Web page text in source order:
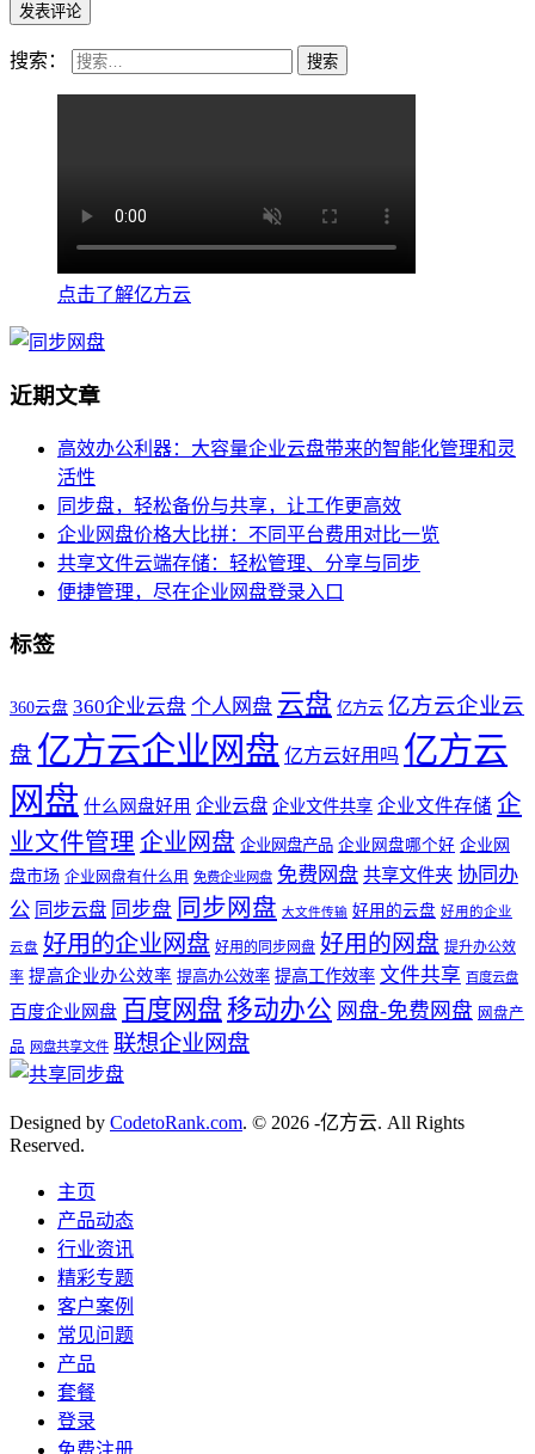
搜索：
点击了解亿方云
近期文章
高效办公利器：大容量企业云盘带来的智能化管理和灵
活性
同步盘，轻松备份与共享，让工作更高效
企业网盘价格大比拼：不同平台费用对比一览
共享文件云端存储：轻松管理、分享与同步
便捷管理，尽在企业网盘登录入口
标签
360云盘 360企业云盘 个人网盘 云盘 亿方云 亿方云企业云
盘 亿方云企业网盘 亿方云好用吗 亿方云
网盘 什么网盘好用 企业云盘 企业文件共享 企业文件存储 企
业文件管理 企业网盘 企业网盘产品 企业网盘哪个好 企业网
盘市场 企业网盘有什么用 免费企业网盘 免费网盘 共享文件夹 协同办
公 同步云盘 同步盘 同步网盘 大文件传输 好用的云盘 好用的企业
云盘 好用的企业网盘 好用的同步网盘 好用的网盘 提升办公效
率 提高企业办公效率 提高办公效率 提高工作效率 文件共享 百度云盘
百度企业网盘 百度网盘 移动办公 网盘-免费网盘 网盘产
品 网盘共享文件 联想企业网盘
Designed by CodetoRank.com. © 2026 -亿方云. All Rights
Reserved.
主页
产品动态
行业资讯
精彩专题
客户案例
常见问题
产品
套餐
登录